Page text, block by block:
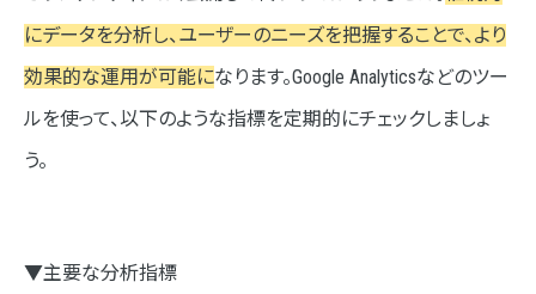
にデータを分析し、ユーザーのニーズを把握することで、より
効果的な運用が可能になります。Google Analyticsなどのツー
ルを使って、以下のような指標を定期的にチェックしましょ
う。
▼主要な分析指標